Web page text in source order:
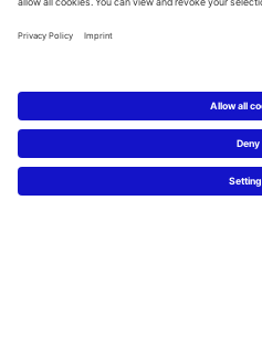
5 kroków do łazienki marzeń
Nowości i artykuły prasowe
Zdjęcia prasowe
Kontakt
Najczęściej zadawane pytania